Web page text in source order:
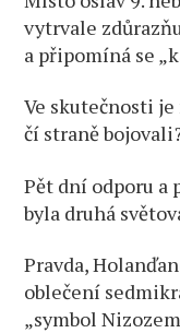
vytrvale
a připomíná se
Ve skutečnosti
čí straně
Pět dní odporu a
byla druhá
Pravda,
oblečení
„symbol